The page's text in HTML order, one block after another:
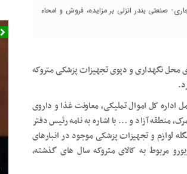
صنعتی بندر انزلی بر مزایده، فروش و امحاء
محل نگهداری و دپوی تجهیزات پزشکی متروکه
کل اموال تملیکی، معاونت غذا و داروی
منطقه آزاد و … با اشاره به نامه رئیس دفتر
امور ویژه سازمان بازرسی کل کشور مبنی بر تعیین تکلیف ۳۲۰ نگله لوازم و تجهیزات پزشکی موجود در انبارهای
سازمان منطقه آزاد تجاری _صنعتی بندر انزلی به ارزش ۶٫۷۷۹٫۵۴۱ یورو مربوط به کالای متروکه سال های گذشته،